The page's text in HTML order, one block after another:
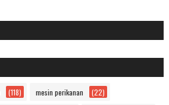
(118) mesin perikanan (22)